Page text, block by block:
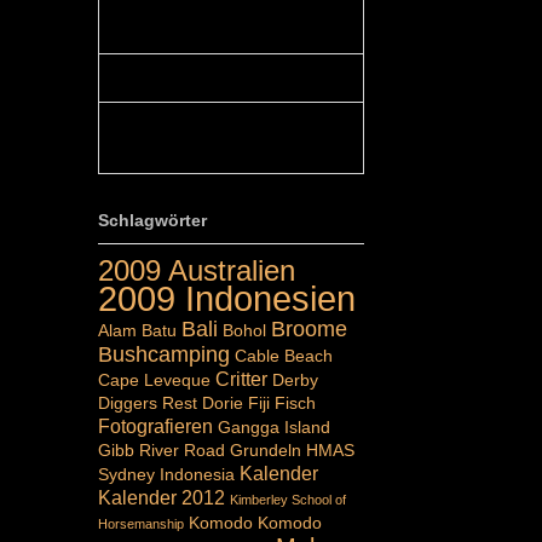
Schlagwörter
2009 Australien
2009 Indonesien
Alam Batu Bali Bohol Broome
Bushcamping Cable Beach
Cape Leveque Critter Derby
Diggers Rest Dorie Fiji Fisch
Fotografieren Gangga Island
Gibb River Road Grundeln HMAS
Sydney Indonesia Kalender
Kalender 2012 Kimberley School of
Horsemanship Komodo Komodo